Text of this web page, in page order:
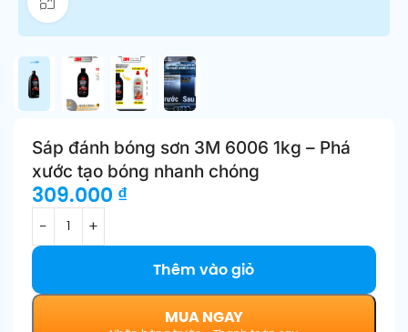
Sáp đánh bóng sơn 3M 6006 1kg – Phá
xước tạo bóng nhanh chóng
309.000 ₫
Thêm vào giỏ
MUA NGAY